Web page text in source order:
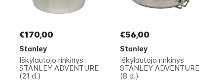
€170,00
Stanley
Iškylautojo rinkinys
STANLEY ADVENTURE
(21 d.)
€56,00
Stanley
Iškylautojo rinkinys
STANLEY ADVENTURE
(8 d.)